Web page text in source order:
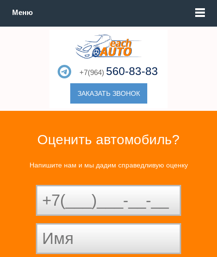
+7(964) 560-83-83
ЗАКАЗАТЬ ЗВОНОК
Меню
Оценить автомобиль?
Напишите нам и мы дадим справедливую оценку